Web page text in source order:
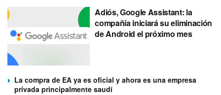
Adiós, Google Assistant: la
compañía iniciará su eliminación
de Android el próximo mes
La compra de EA ya es oficial y ahora es una empresa
privada principalmente saudí